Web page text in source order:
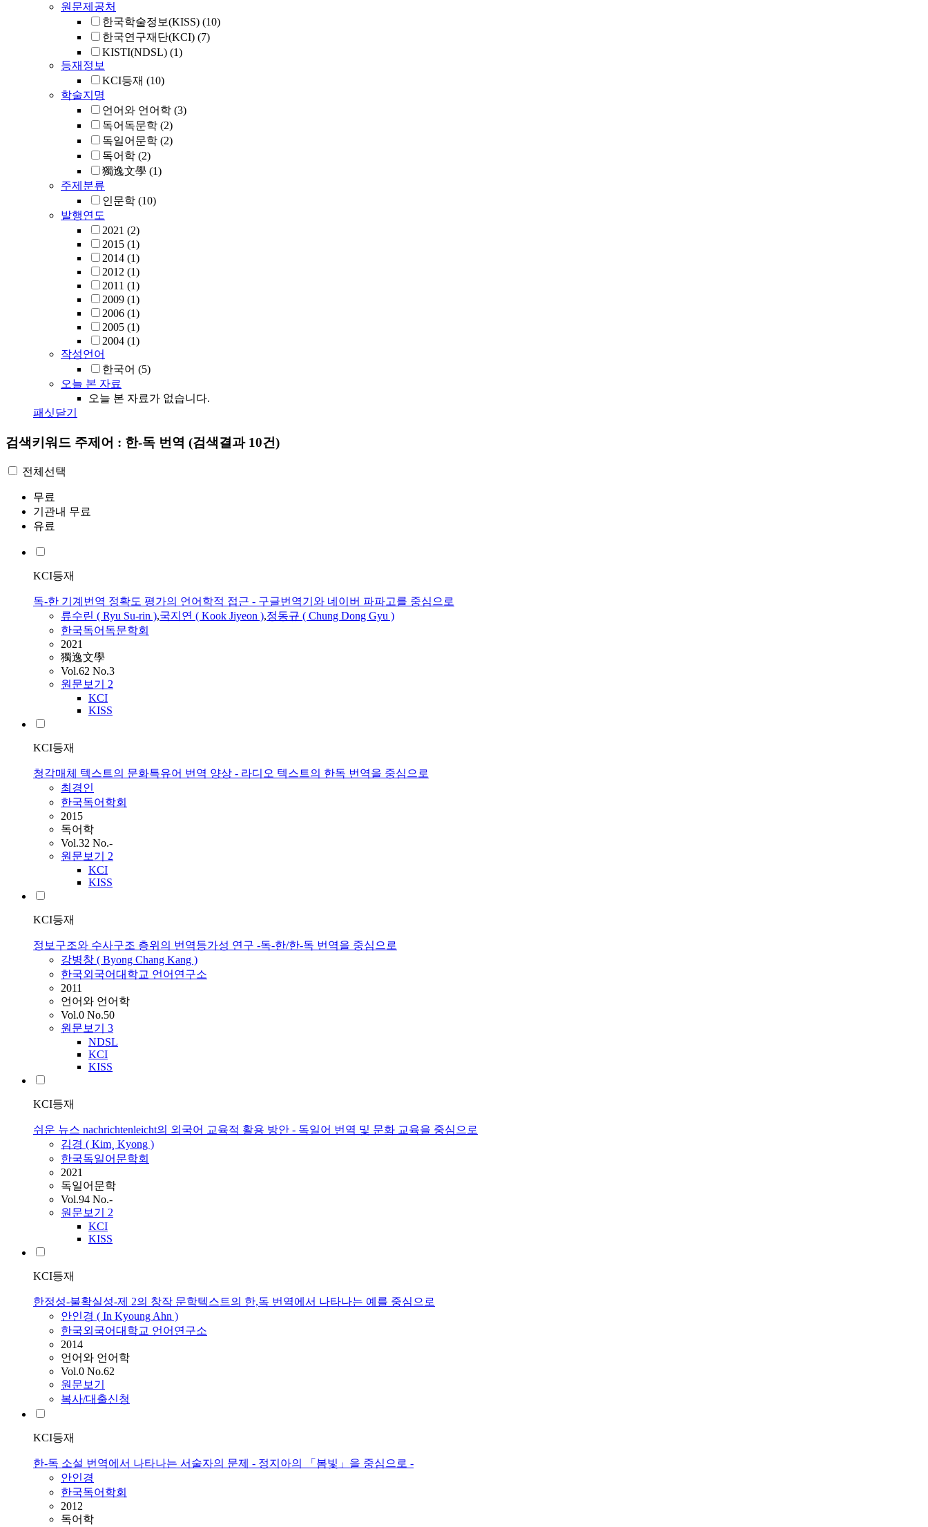
원문제공처
한국학술정보(KISS) (10)
한국연구재단(KCI) (7)
KISTI(NDSL) (1)
등재정보
KCI등재 (10)
학술지명
언어와 언어학 (3)
독어독문학 (2)
독일어문학 (2)
독어학 (2)
獨逸文學 (1)
주제분류
인문학 (10)
발행연도
2021 (2)
2015 (1)
2014 (1)
2012 (1)
2011 (1)
2009 (1)
2006 (1)
2005 (1)
2004 (1)
작성언어
한국어 (5)
오늘 본 자료
오늘 본 자료가 없습니다.
패싯닫기
검색키워드 주제어 : 한-독 번역 (검색결과 10건)
전체선택
무료
기관내 무료
유료
KCI등재
독-한 기계번역 정확도 평가의 언어학적 접근 - 구글번역기와 네이버 파파고를 중심으로
류수린 ( Ryu Su-rin ),국지연 ( Kook Jiyeon ),정동규 ( Chung Dong Gyu )
한국독어독문학회
2021
獨逸文學
Vol.62 No.3
원문보기 2
KCI
KISS
KCI등재
청각매체 텍스트의 문화특유어 번역 양상 - 라디오 텍스트의 한독 번역을 중심으로
최경인
한국독어학회
2015
독어학
Vol.32 No.-
원문보기 2
KCI
KISS
KCI등재
정보구조와 수사구조 층위의 번역등가성 연구 -독-한/한-독 번역을 중심으로
강병창 ( Byong Chang Kang )
한국외국어대학교 언어연구소
2011
언어와 언어학
Vol.0 No.50
원문보기 3
NDSL
KCI
KISS
KCI등재
쉬운 뉴스 nachrichtenleicht의 외국어 교육적 활용 방안 - 독일어 번역 및 문화 교육을 중심으로
김경 ( Kim¸ Kyong )
한국독일어문학회
2021
독일어문학
Vol.94 No.-
원문보기 2
KCI
KISS
KCI등재
한정성-불확실성-제 2의 창작 문학텍스트의 한,독 번역에서 나타나는 예를 중심으로
안인경 ( In Kyoung Ahn )
한국외국어대학교 언어연구소
2014
언어와 언어학
Vol.0 No.62
원문보기
복사/대출신청
KCI등재
한-독 소설 번역에서 나타나는 서술자의 문제 - 정지아의 「봄빛」을 중심으로 -
안인경
한국독어학회
2012
독어학